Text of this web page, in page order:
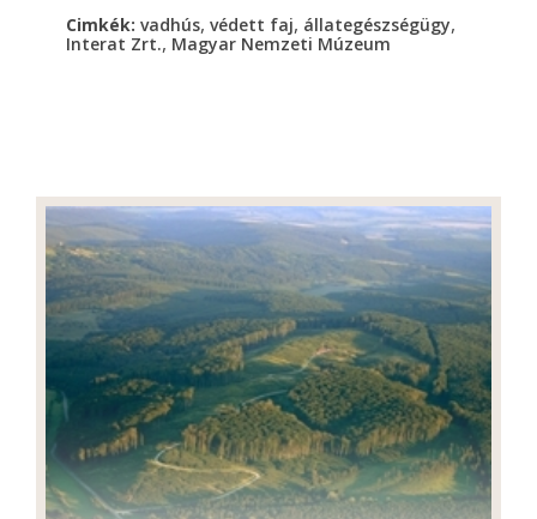
Cimkék: vadhús, védett faj, állategészségügy,
Interat Zrt., Magyar Nemzeti Múzeum